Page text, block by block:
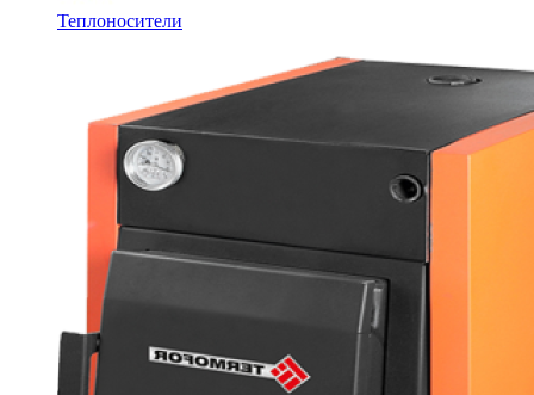
Теплоносители